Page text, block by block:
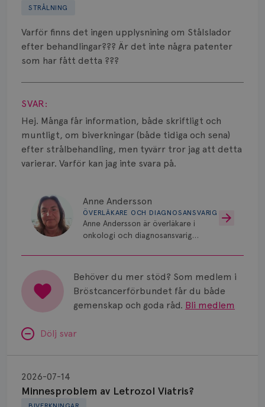
STRÅLNING
Varför finns det ingen upplysnining om Stålslador
efter behandlingar??? Är det inte några patenter
som har fått detta ???
Visa svar
SVAR:
Hej. Många får information, både skriftligt och
muntligt, om biverkningar (både tidiga och sena)
efter strålbehandling, men tyvärr tror jag att detta
varierar. Varför kan jag inte svara på.
Anne Andersson
ÖVERLÄKARE OCH DIAGNOSANSVARIG
Anne Andersson är överläkare i
onkologi och diagnosansvarig
Universitetssjukhus i Umeå.
Behöver du mer stöd? Som medlem i
Bröstcancerförbundet får du både
gemenskap och goda råd. Bli medlem
Dölj svar
Minnesproblem av Letrozol Viatris?
2026-07-14
Letrozol
Viatris?
Biverkningar
Bröstvårta
Knöl
Typ av bröstcancer
Smärta
Prognos
Risker
Spridd bröstcancer
Vätska